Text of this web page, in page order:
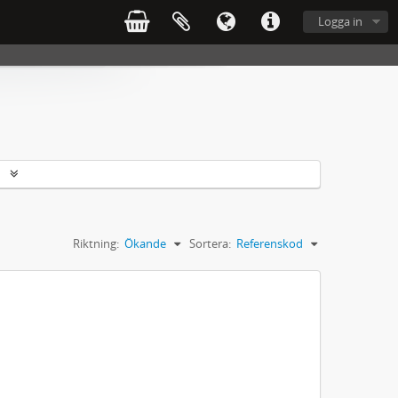
Logga in
Sortera: Referenskod
Riktning: Ökande